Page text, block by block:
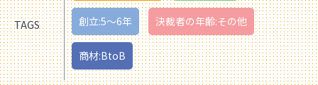
TAGS 創立:5〜6年 決裁者の年齢:その他
商材:BtoB